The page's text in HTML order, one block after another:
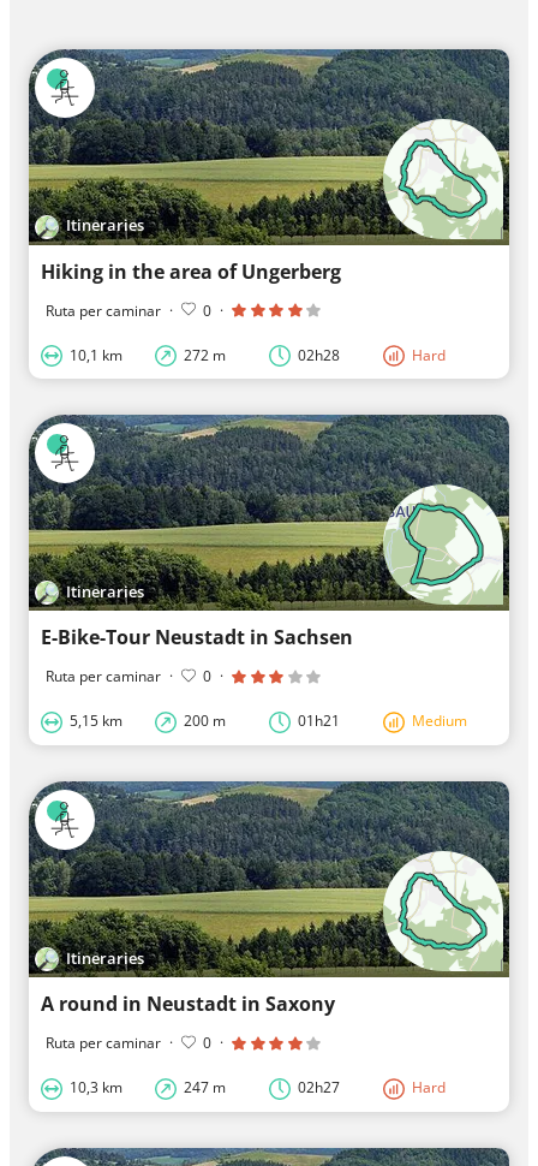
Itineraries
Hiking in the area of Ungerberg
Ruta per caminar · 0 ·
10,1 km 272 m 02h28 Hard
Itineraries
E-Bike-Tour Neustadt in Sachsen
Ruta per caminar · 0 ·
5,15 km 200 m 01h21 Medium
Itineraries
A round in Neustadt in Saxony
Ruta per caminar · 0 ·
10,3 km 247 m 02h27 Hard